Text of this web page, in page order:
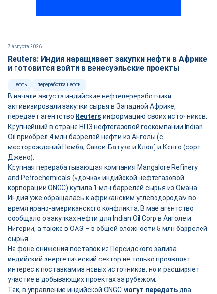
7 августа 2026
Reuters: Индия наращивает закупки нефти в Африке
и готовится войти в венесуэльские проекты
нефть переработка нефти
В начале августа индийские нефтепереработчики
активизировали закупки сырья в Западной Африке,
передаёт агентство Reuters информацию своих источников.
Крупнейший в стране НПЗ нефтегазовой госкомпании Indian
Oil приобрёл 4 млн баррелей нефти из Анголы (с
месторождений Немба, Сакси-Батуке и Клов) и Конго (сорт
Джено).
Крупная перерабатывающая компания Mangalore Refinery
and Petrochemicals («дочка» индийской нефтегазовой
корпорации ONGC) купила 1 млн баррелей сырья из Омана.
Индия уже обращалась к африканским углеводородам во
время ирано-американского конфликта. В мае агентство
сообщало о закупках нефти для Indian Oil Corp в Анголе и
Нигерии, а также в ОАЭ – в общей сложности 5 млн баррелей
сырья.
На фоне снижения поставок из Персидского залива
индийский энергетический сектор не только проявляет
интерес к поставкам из новых источников, но и расширяет
участие в добывающих проектах за рубежом.
Так, в управление индийской ONGC могут передать два